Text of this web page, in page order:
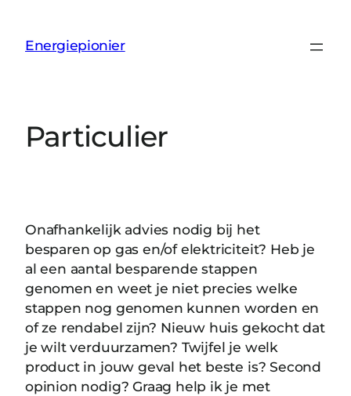
Energiepionier
Particulier
Onafhankelijk advies nodig bij het
besparen op gas en/of elektriciteit? Heb je
al een aantal besparende stappen
genomen en weet je niet precies welke
stappen nog genomen kunnen worden en
of ze rendabel zijn? Nieuw huis gekocht dat
je wilt verduurzamen? Twijfel je welk
product in jouw geval het beste is? Second
opinion nodig? Graag help ik je met